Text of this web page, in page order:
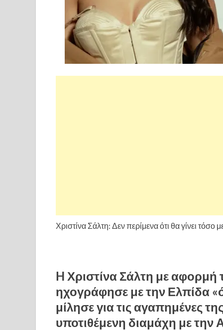
Χριστίνα Σάλτη: Δεν περίμενα ότι θα γίνει
H Χριστίνα Σάλτη με αφορμή
ηχογράφησε με την Ελπίδα
μίλησε για τις αγαπημένες
υποτιθέμενη διαμάχη με την